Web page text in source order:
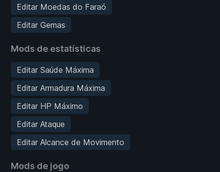
Editar Moedas do Faraó
Editar Gemas
Mods de estatísticas
Editar Saúde Máxima
Editar Armadura Máxima
Editar HP Máximo
Editar Ataque
Editar Alcance de Movimento
Mods de jogo